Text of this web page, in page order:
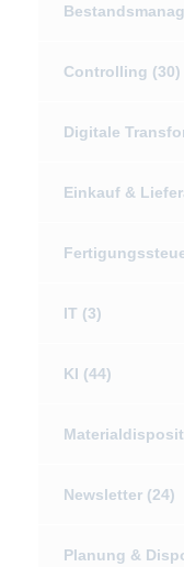
Controlling (30)
Digitale
Einkauf &
IT (3)
KI (44)
Newsletter (24)
Planung &